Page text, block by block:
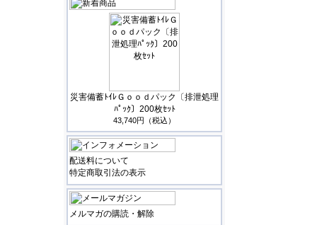
災害備蓄ﾄｲﾚＧｏｏｄパック〔排泄処理
ﾊﾟｯｸ〕200枚ｾｯﾄ
43,740円（税込）
配送料について
特定商取引法の表示
メルマガの購読・解除